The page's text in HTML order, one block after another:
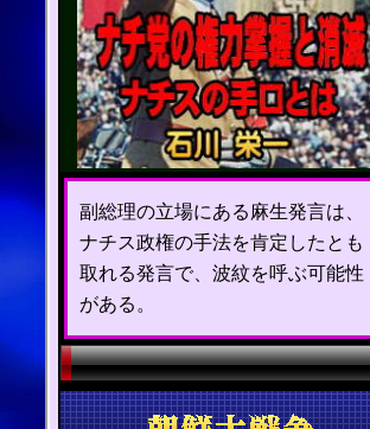
副総理の立場にある麻生発言は、
ナチス政権の手法を肯定したとも
取れる発言で、波紋を呼ぶ可能性
がある。